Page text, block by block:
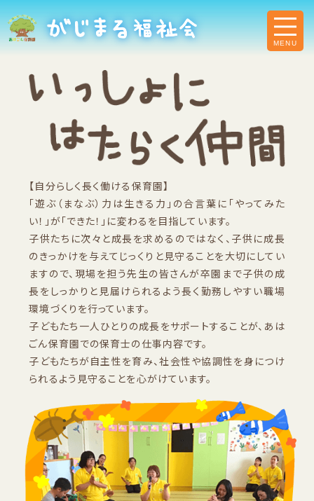
【自分らしく長く働ける保育園】
「遊ぶ（まなぶ）力は生きる力」の合言葉に「やってみた
い！」が「できた！」に変わるを目指しています。
子供たちに次々と成長を求めるのではなく、子供に成長
のきっかけを与えてじっくりと見守ることを大切にしてい
ますので、現場を担う先生の皆さんが卒園まで子供の成
長をしっかりと見届けられるよう長く勤務しやすい職場
環境づくりを行っています。
子どもたち一人ひとりの成長をサポートすることが、あは
ごん保育園での保育士の仕事内容です。
子どもたちが自主性を育み、社会性や協調性を身につけ
られるよう見守ることを心がけています。